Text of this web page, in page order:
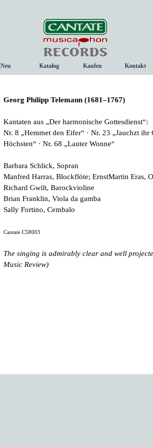
Menü überspringen
Neu Katalog ▼
Kaufen Kontakt
Georg Philipp Telemann (1681–1767)
Kantaten aus „Der harmonische Gottesdienst“:
Nr. 8 „Hemmet den Eifer“ · Nr. 23 „Jauchzt
Höchsten“ · Nr. 68 „Lauter Wonne“
Barbara Schlick, Sopran
Manfred Harras, Blockflöte; Ernst­Martin Eras,
Richard Gwilt, Barockvioline
Brian Franklin, Viola da gamba
Sally Fortino, Cembalo
Cantate C58003
The singing is admirably clear and well
Music Review)